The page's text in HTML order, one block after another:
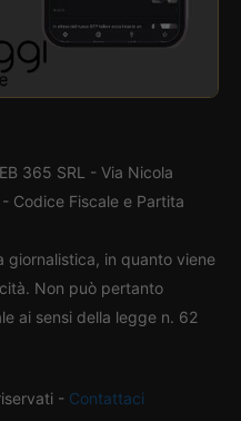
365 SRL - Via Nicola
Codice Fiscale e Partita
giornalistica, in quanto viene
Non può pertanto
ai sensi della legge n. 62
- Contattaci